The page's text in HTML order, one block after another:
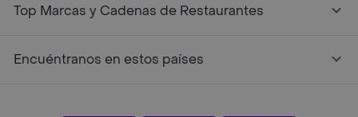
Top Marcas y Cadenas de Restaurantes
Encuéntranos en estos países